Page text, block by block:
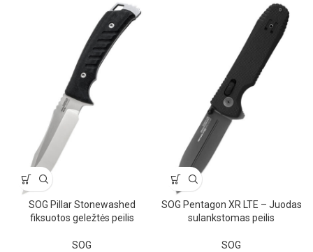
SOG Pillar Stonewashed
fiksuotos geležtės peilis
SOG
SOG Pentagon XR LTE – Juodas
sulankstomas peilis
SOG